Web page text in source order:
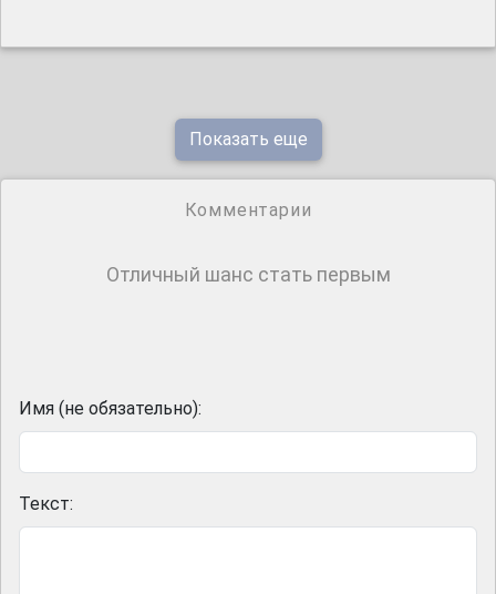
Показать еще
Комментарии
Отличный шанс стать первым
Имя (не обязательно):
Текст: